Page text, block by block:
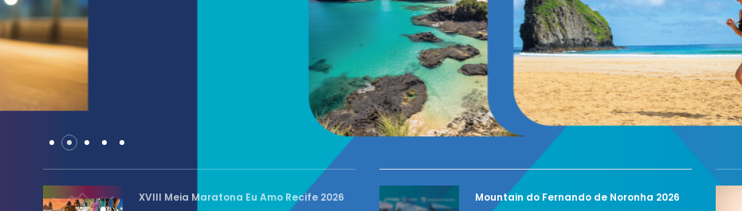
XVIII Meia Maratona Eu Amo Recife 2026 Mountain do Fernando de Noronha 2026